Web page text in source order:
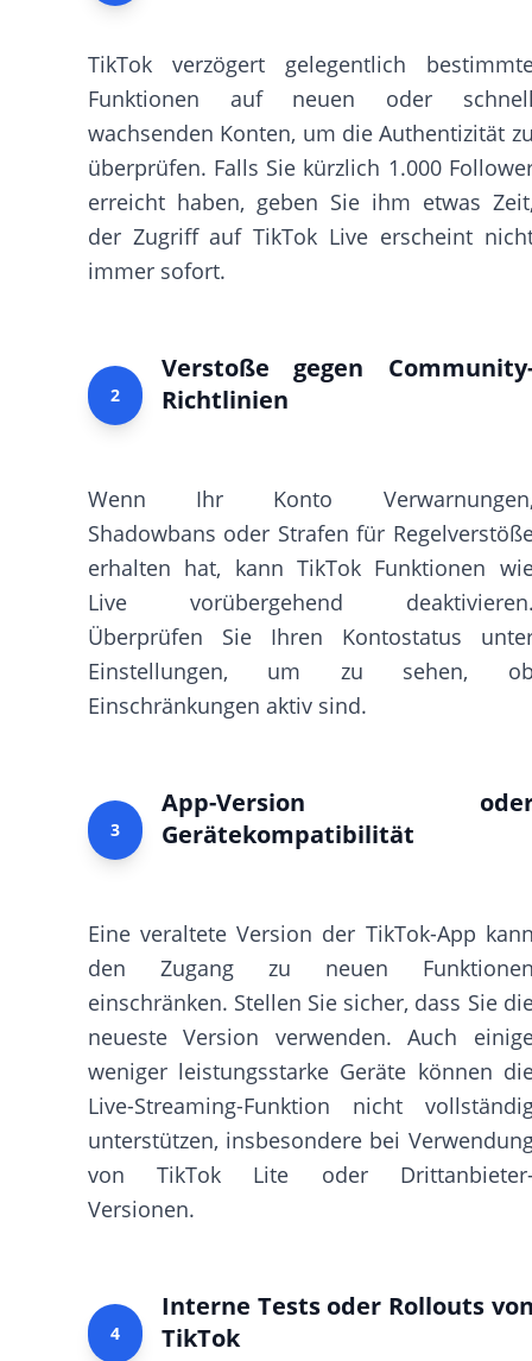
TikTok verzögert gelegentlich
Funktionen auf neuen oder
wachsenden Konten, um die Authentizität
überprüfen. Falls Sie kürzlich 1.000
erreicht haben, geben Sie ihm etwas
der Zugriff auf TikTok Live erscheint
immer sofort.
2
Verstoße gegen
Richtlinien
Wenn Ihr Konto
Shadowbans oder Strafen für
erhalten hat, kann TikTok Funktionen
Live vorübergehend
Überprüfen Sie Ihren Kontostatus
Einstellungen, um zu sehen,
Einschränkungen aktiv sind.
3
App-Version
Gerätekompatibilität
Eine veraltete Version der TikTok-App
den Zugang zu neuen
einschränken. Stellen Sie sicher, dass Sie
neueste Version verwenden. Auch
weniger leistungsstarke Geräte können
Live-Streaming-Funktion nicht
unterstützen, insbesondere bei
von TikTok Lite oder
Versionen.
4
Interne Tests oder Rollouts
TikTok